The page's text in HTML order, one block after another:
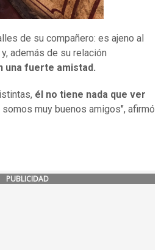
de su compañero: es ajeno al
además de su relación
una fuerte amistad.
él no tiene nada que ver
muy buenos amigos", afirmó
PUBLICIDAD